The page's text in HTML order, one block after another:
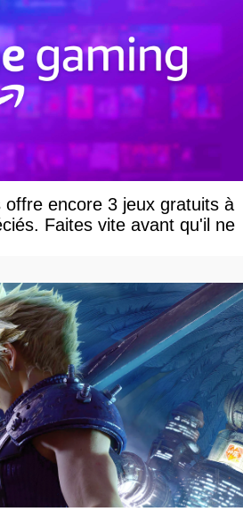
offre encore 3 jeux gratuits à
Faites vite avant qu'il ne